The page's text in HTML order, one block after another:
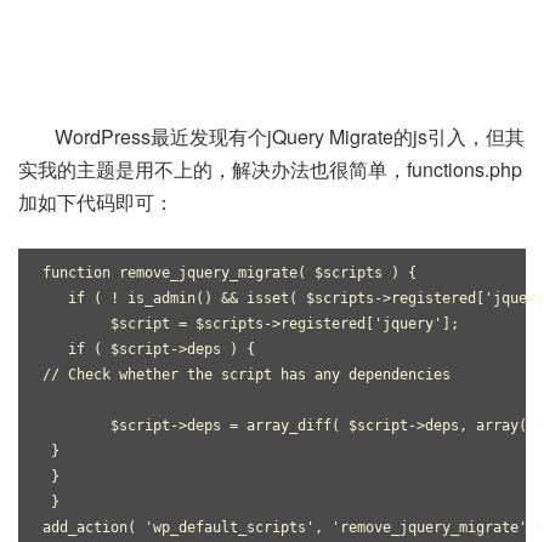
WordPress最近发现有个jQuery Migrate的js引入，但其
实我的主题是用不上的，解决办法也很简单，functions.php
加如下代码即可：
function remove_jquery_migrate( $scripts ) {
if ( ! is_admin() && isset( $scripts-
        $script = $scripts->registered['jquery'];
   if ( $script->deps ) {
// Check whether the script has any dependencies
$script->deps = array_diff( $script->deps, array(
}
}
}
add_action( 'wp_default_scripts', 'remove_jquery_migrate'